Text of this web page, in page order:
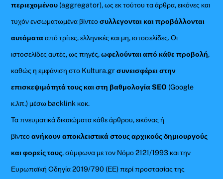
περιεχομένου (aggregator), ως εκ τούτου τα άρθρα, εικόνες και
τυχόν ενσωματωμένα βίντεοσυλλεγονται και προβάλλονται
αυτόματααπό τρίτες, ελληνικές και μη, ιστοσελίδες. Οι
ιστοσελίδες αυτές, ως πηγές,ωφελούνται από κάθε προβολή,
καθώς η εμφάνιση στο Kultura.gr συνεισφέρει στην
επισκεψιμότητά τους και στη βαθμολογία SEO (Google
κ.λπ.) μέσω backlink κοκ.
Τα πνευματικά δικαιώματα κάθε άρθρου, εικόνας ή
βίντεοανήκουν αποκλειστικά στους αρχικούς δημιουργούς
και φορείς τους, σύμφωνα με τον Νόμο 2121/1993 και την
Ευρωπαϊκή Οδηγία 2019/790 (ΕΕ) περί προστασίας της